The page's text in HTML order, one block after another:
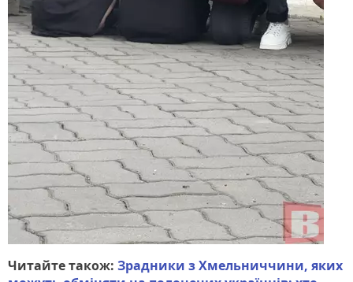
Читайте також: Зрадники з Хмельниччини, яких